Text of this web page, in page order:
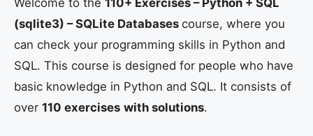
Welcome to the 110+ Exercises – Python + SQL
(sqlite3) – SQLite Databases course, where you
can check your programming skills in Python and
SQL. This course is designed for people who have
basic knowledge in Python and SQL. It consists of
over 110 exercises with solutions.